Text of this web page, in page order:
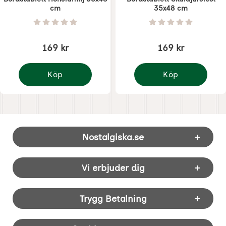
cm
Art. nr 7769 Betyg: 0 Stjärnor av 5
169 kr
Köp
Bordstablett Hönsfamilj 35x48 cm
35x48 cm
Art. nr 7770 Betyg: 0 Stjärnor
169 kr
Köp
Bordstablett
Sidfot Blandad info och länkar
Nostalgiska.se
Vi erbjuder dig
Trygg Betalning